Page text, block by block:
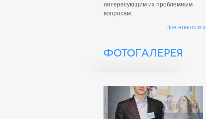
интересующим их проблемным
вопросам.
Все новости »
ФОТОГАЛЕРЕЯ